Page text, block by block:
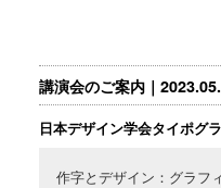
講演会のご案内｜
日本デザイン学会タイポグ
作字とデザイン：グラフ